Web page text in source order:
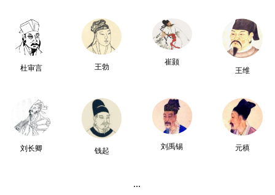
杜审言 王勃
崔颢
王维
刘长卿 钱起
刘禹锡 元稹
...